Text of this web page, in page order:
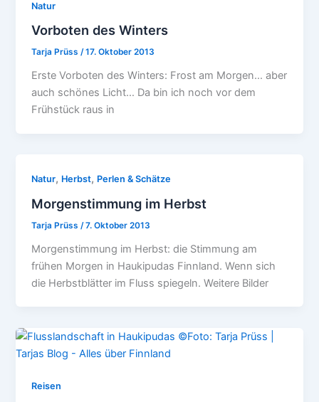
Natur
Vorboten des Winters
Tarja Prüss/17. Oktober 2013
Erste Vorboten des Winters: Frost am Morgen… aber
auch schönes Licht… Da bin ich noch vor dem
Frühstück raus in
Natur, Herbst, Perlen & Schätze
Morgenstimmung im Herbst
Tarja Prüss /7. Oktober 2013
Morgenstimmung im Herbst: die Stimmung am
frühen Morgen in Haukipudas Finnland. Wenn sich
die Herbstblätter im Fluss spiegeln. Weitere Bilder
Reisen